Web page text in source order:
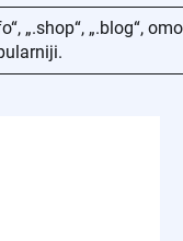
„.shop“, „.blog“,